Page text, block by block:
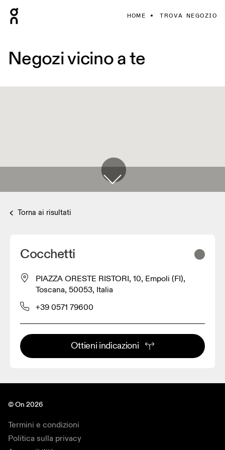
HOME TROVA NEGOZIO
Negozi vicino a te
Torna ai risultati
Cocchetti
PIAZZA ORESTE RISTORI, 10, Empoli (FI),
Toscana, 50053, Italia
+39 0571 79600
Ottieni indicazioni
© On 2026
Termini e condizioni
Politica sulla privacy